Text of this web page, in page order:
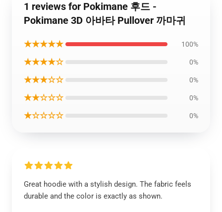
1 reviews for Pokimane 후드 -
Pokimane 3D 아바타 Pullover 까마귀
★★★★★ 100%
★★★★☆ 0%
★★★☆☆ 0%
★★☆☆☆ 0%
★☆☆☆☆ 0%
Great hoodie with a stylish design. The fabric feels
durable and the color is exactly as shown.